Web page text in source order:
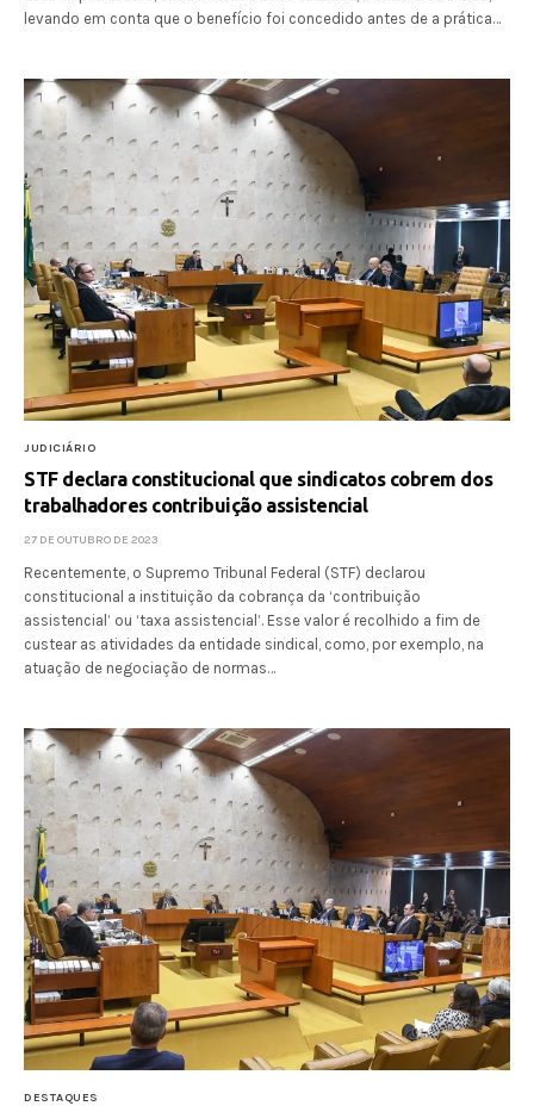
levando em conta que o benefício foi concedido antes de a prática…
JUDICIÁRIO
STF declara constitucional que sindicatos cobrem dos
trabalhadores contribuição assistencial
27 DE OUTUBRO DE 2023
Recentemente, o Supremo Tribunal Federal (STF) declarou
constitucional a instituição da cobrança da ‘contribuição
assistencial’ ou ‘taxa assistencial’. Esse valor é recolhido a fim de
custear as atividades da entidade sindical, como, por exemplo, na
atuação de negociação de normas…
DESTAQUES